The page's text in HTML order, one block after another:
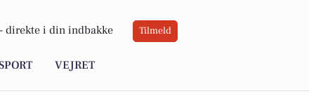
direkte i din indbakke Tilmeld
VEJRET